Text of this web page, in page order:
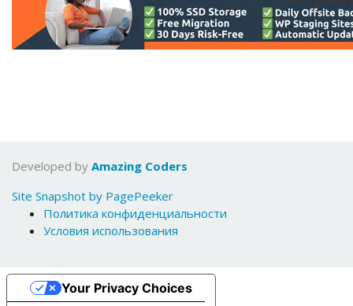
Developed by Amazing Coders
Site Snapshot by PagePeeker
Политика конфиденциальности
Условия использования
Your Privacy Choices